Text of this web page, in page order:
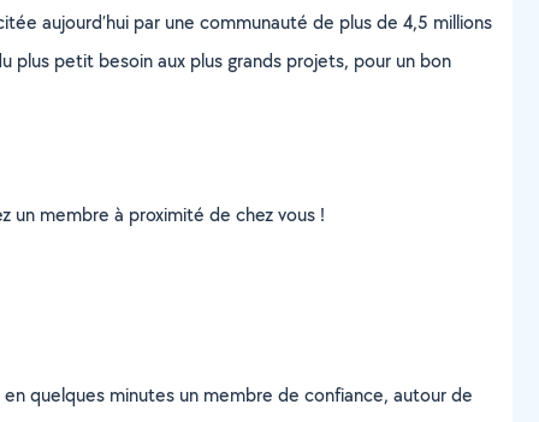
aujourd’hui par une communauté de plus de 4,5 millions
plus petit besoin aux plus grands projets, pour un bon
un membre à proximité de chez vous !
quelques minutes un membre de confiance, autour de